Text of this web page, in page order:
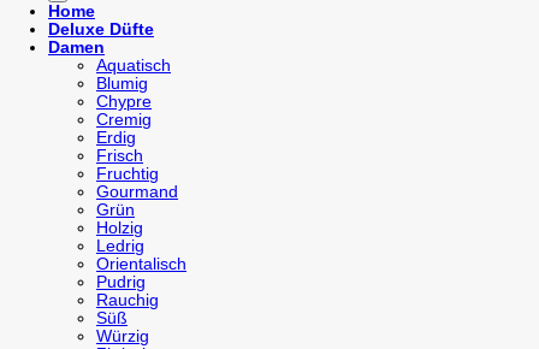
Home
Deluxe Düfte
Damen
Aquatisch
Blumig
Chypre
Cremig
Erdig
Frisch
Fruchtig
Gourmand
Grün
Holzig
Ledrig
Orientalisch
Pudrig
Rauchig
Süß
Würzig